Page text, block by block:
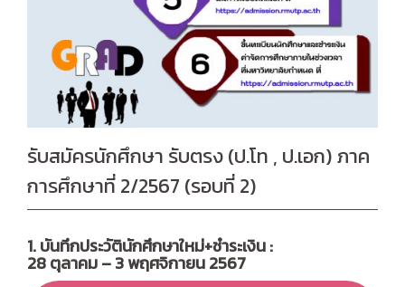
รับสมัครนักศึกษา รับตรง (ป.โท , ป.เอก) ภาค
การศึกษาที่ 2/2567 (รอบที่ 2)
1. บันทึกประวัตินักศึกษาใหม่+ชำระเงิน :
28 ตุลาคม – 3 พฤศจิกายน 2567